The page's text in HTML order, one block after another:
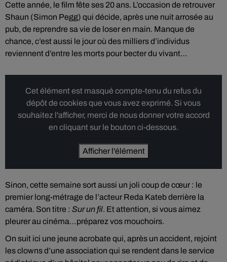
Cette année, le film fête ses 20 ans. L’occasion de retrouver
Shaun (Simon Pegg) qui décide, après une nuit arrosée au
pub, de reprendre sa vie de loser en main. Manque de
chance, c’est aussi le jour où des milliers d’individus
reviennent d’entre les morts pour becter du vivant…
Cet élément est masqué compte-tenu du refus du
dépôt de cookies que vous avez exprimé. Si vous
souhaitez l'afficher, merci de nous donner votre accord
en cliquant sur le bouton ci-dessous.
Afficher l'élément
Sinon, cette semaine sort aussi un joli coup de cœur : le
premier long-métrage de l’acteur Reda Kateb derrière la
caméra. Son titre : Sur un fil. Et attention, si vous aimez
pleurer au cinéma…préparez vos mouchoirs.
On suit ici une jeune acrobate qui, après un accident, rejoint
les clowns d’une association qui se rendent dans le service